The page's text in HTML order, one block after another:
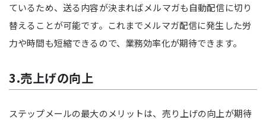
ているため、送る内容が決まればメルマガも自動配信に切り
替えることが可能です。これまでメルマガ配信に発生した労
力や時間も短縮できるので、業務効率化が期待できます。
3.売上げの向上
ステップメールの最大のメリットは、売り上げの向上が期待